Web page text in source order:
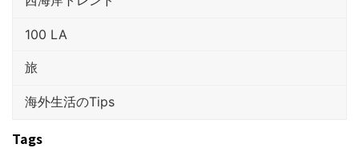
100 LA
旅
海外生活のTips
Tags